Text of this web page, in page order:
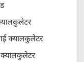
क्यालकुलेटर
क्यालकुलेटर